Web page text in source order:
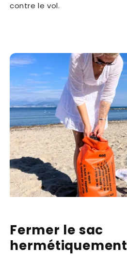
contre le vol.
Fermer le sac
hermétiquement